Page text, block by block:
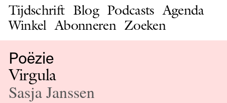
Tijdschrift Blog Podcasts Agenda
Winkel Abonneren Zoeken
Poëzie
Virgula
Sasja Janssen